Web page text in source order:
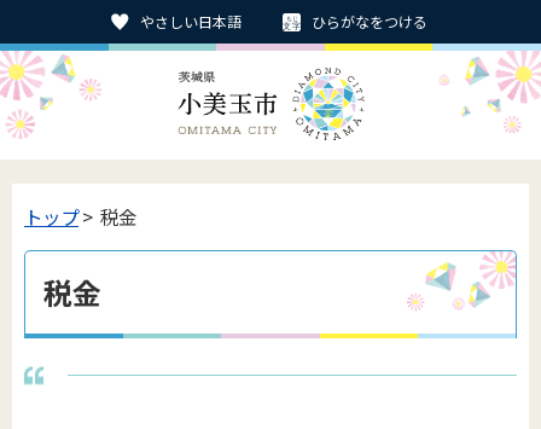
やさしい日本語 ひらがなをつける
トップ > 税金
税金